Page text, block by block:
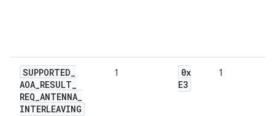
SUPPORTED_
AOA_RESULT_
REQ_ANTENNA_
INTERLEAVING
1
0x
E3
1